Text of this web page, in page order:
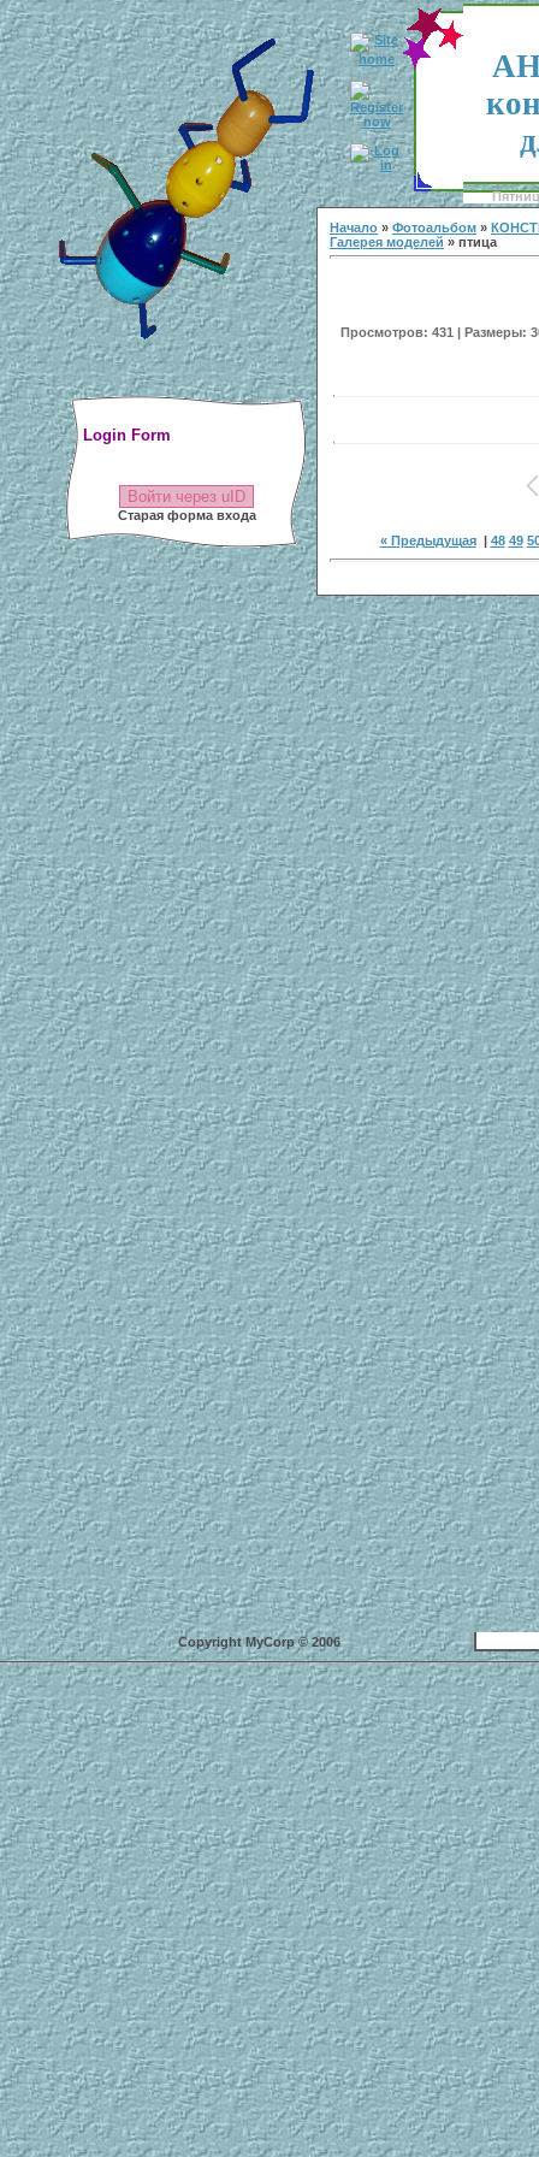
Login Form
Войти через uID
Старая форма входа
Начало » Фотоальбом »
Галерея моделей » птица
Просмотров: 431 | Размеры:
« Предыдущая| 48 49
Copyright MyCorp © 2006